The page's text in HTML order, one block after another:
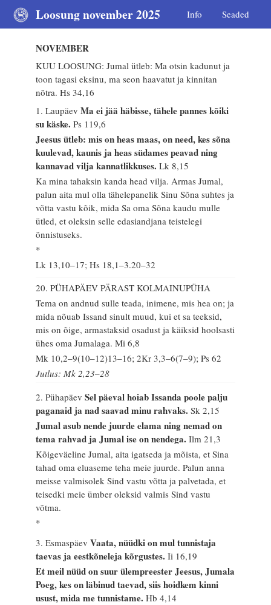
Loosung november 2025 Info Seaded
NOVEMBER
KUU LOOSUNG: Jumal ütleb: Ma otsin kadunut ja
toon tagasi eksinu, ma seon haavatut ja kinnitan
nõtra.Hs 34,16
1. LaupäevMa ei jää häbisse, tähele pannes kõiki
su käske.Ps 119,6
Jeesus ütleb: mis on heas maas, on need, kes sõna
kuulevad, kaunis ja heas südames peavad ning
kannavad vilja kannatlikkuses.Lk 8,15
Ka mina tahaksin kanda head vilja. Armas Jumal,
palun aita mul olla tähelepanelik Sinu Sõna suhtes ja
võtta vastu kõik, mida Sa oma Sõna kaudu mulle
ütled, et oleksin selle edasiandjana teistelegi
õnnistuseks.
*
Lk 13,10–17; Hs 18,1–3.20–32
20. PÜHAPÄEV PÄRAST KOLMAINUPÜHA
Tema on andnud sulle teada, inimene, mis hea on; ja
mida nõuab Issand sinult muud, kui et sa teeksid,
mis on õige, armastaksid osadust ja käiksid hoolsasti
ühes oma Jumalaga.Mi 6,8
Mk 10,2–9(10–12)13–16; 2Kr 3,3–6(7–9); Ps 62
Jutlus: Mk 2,23–28
2. PühapäevSel päeval hoiab Issanda poole palju
paganaid ja nad saavad minu rahvaks.Sk 2,15
Jumal asub nende juurde elama ning nemad on
tema rahvad ja Jumal ise on nendega.Ilm 21,3
Kõigeväeline Jumal, aita igatseda ja mõista, et Sina
tahad oma eluaseme teha meie juurde. Palun anna
meisse valmisolek Sind vastu võtta ja palvetada, et
teisedki meie ümber oleksid valmis Sind vastu
võtma.
*
3. EsmaspäevVaata, nüüdki on mul tunnistaja
taevas ja eestkõneleja kõrgustes.Ii 16,19
Et meil nüüd on suur ülempreester Jeesus, Jumala
Poeg, kes on läbinud taevad, siis hoidkem kinni
usust, mida me tunnistame.Hb 4,14